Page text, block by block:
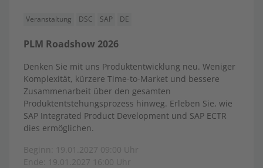
Veranstaltung DSC SAP DE
PLM Roadshow 2026
Denken Sie mit uns Produktentwicklung neu. Weniger
Komplexität, kürzere Time-to-Market und bessere
Zusammenarbeit über den gesamten
Produktentstehungsprozess hinweg. Erleben Sie, wie
SAP Integrated Product Development und SAP ECTR
dies ermöglichen.
Beginn: 19.01.2027 09:00 Uhr
Ende: 19.01.2027 16:00 Uhr